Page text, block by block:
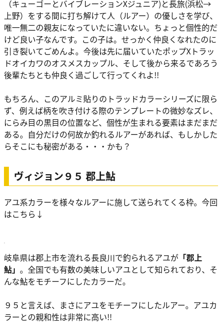
（キューゴーとバイブレーションXジュニア)と長旅(浜松→
上野）をする間に打ち解けて人（ルアー）の優しさを学び、
唯一無二の親友になっていたに違いない。ちょっと個性的だ
けど良い子なんです。この子は。せっかく仲良くなれたのに
引き裂いてごめんよ。今後は先に届いていたポップXトラッ
ドオイカワのオスメスカップル、そして後から来るであろう
後輩たちとも仲良く過ごして行ってくれよ!!
もちろん、このアルミ貼りのトラッドカラーシリーズに限ら
ず、例えば柄を吹き付ける際のテンプレートの微妙なズレ、
にらみ目の黒目の位置など、個性が生まれる要素はまだまだ
ある。自分だけの何故か釣れるルアーがあれば、もしかした
らそこにも秘密がある・・・かも？
ヴィジョン９５ 郡上鮎
アユ系カラーを様々なルアーに施して送られてくる枠。今回
はこちら↓
岐阜県は郡上市を流れる長良川で釣られるアユが 「郡上
鮎」 。全国でも有数の美味しいアユとして知られており、そ
んな鮎をモチーフにしたカラーだ。
９５と言えば、まさにアユをモチーフにしたルアー。アユカ
ラーとの親和性は非常に高い!!